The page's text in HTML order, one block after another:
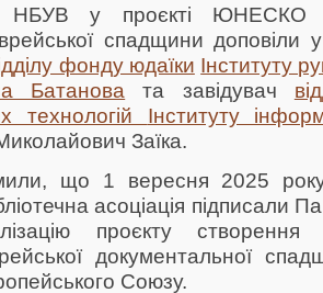
НБУВ у проєкті ЮНЕСКО
спадщини доповіли
фонду юдаїки Інституту
Батанова та завідувач
технологій Інституту
Заїка.
що 1 вересня 2025
асоціація підписали
проєкту створення
документальної
Союзу.